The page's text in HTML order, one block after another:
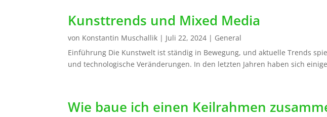
Kunsttrends und Mixed Media
von Konstantin Muschallik | Juli 22, 2024 | General
Einführung Die Kunstwelt ist ständig in Bewegung, und aktuelle Trends
und technologische Veränderungen. In den letzten Jahren haben sich
Wie baue ich einen Keilrahmen